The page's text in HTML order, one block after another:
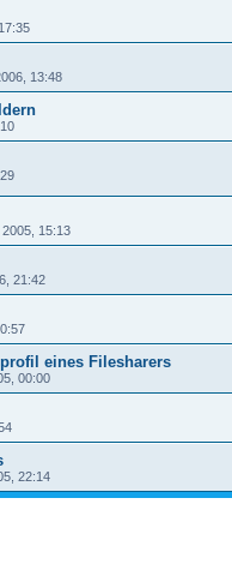
13:48
15:13
21:42
eines Filesharers
00:00
22:14